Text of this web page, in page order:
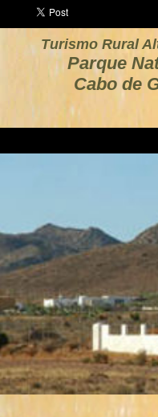
Turismo Rural
Parque
Cabo de